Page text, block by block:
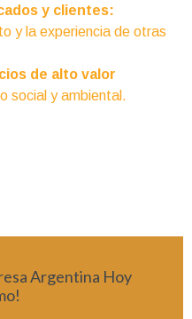
y clientes:
y la experiencia de otras
de alto valor
social y ambiental.
Argentina Hoy